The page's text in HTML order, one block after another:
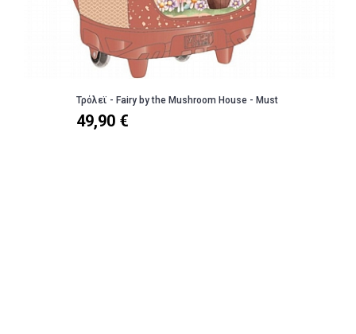
Τρόλεϊ - Fairy by the Mushroom House - Must
49,90 €